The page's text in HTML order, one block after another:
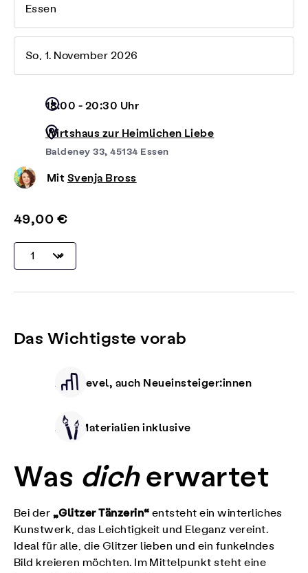
Essen
So, 1. November 2026
18:00 - 20:30 Uhr
Wirtshaus zur Heimlichen Liebe
Baldeney 33, 45134 Essen
Mit Svenja Bross
49,00 €
Das Wichtigste vorab
Alle Level, auch Neueinsteiger:innen
Alle Materialien inklusive
Was dicherwartet
Bei der „Glitzer Tänzerin“ entsteht ein winterliches
Kunstwerk, das Leichtigkeit und Eleganz vereint.
Ideal für alle, die Glitzer lieben und ein funkelndes
Bild kreieren möchten. Im Mittelpunkt steht eine